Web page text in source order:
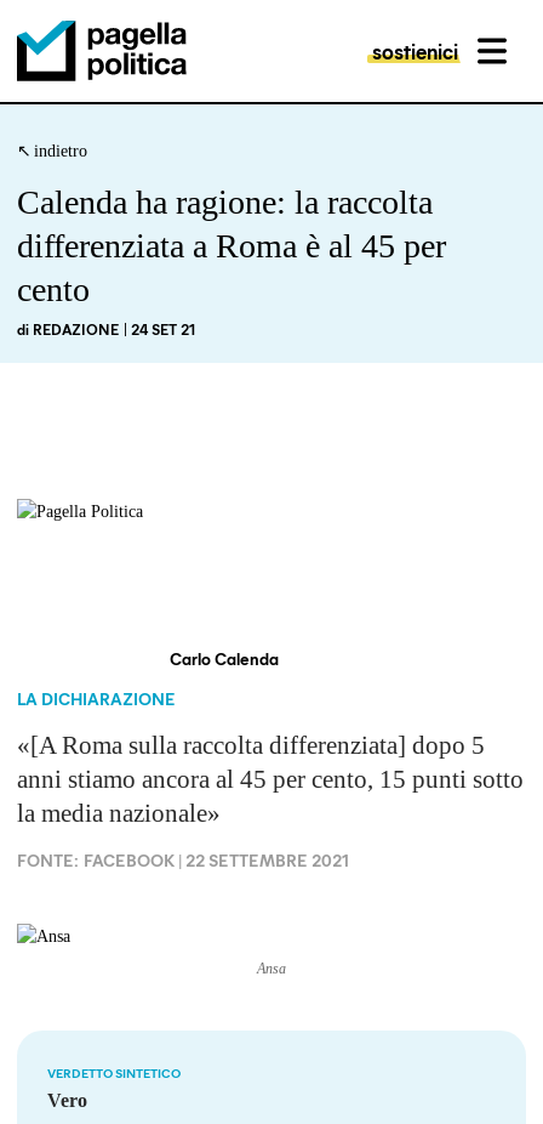
Pagella Politica Logo
sostienici MENU
indietro
Calenda ha ragione: la raccolta
differenziata a Roma è al 45 per
cento
di REDAZIONE | 24 SET 21
Carlo Calenda
LA DICHIARAZIONE
«[A Roma sulla raccolta differenziata] dopo 5
anni stiamo ancora al 45 per cento, 15 punti sotto
la media nazionale»
FONTE: FACEBOOK | 22 SETTEMBRE 2021
Ansa
VERDETTO SINTETICO
Vero